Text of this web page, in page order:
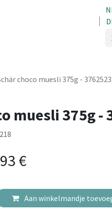
choco muesli 375g - 3762523
muesli 375g -
€
Aan winkelmandje